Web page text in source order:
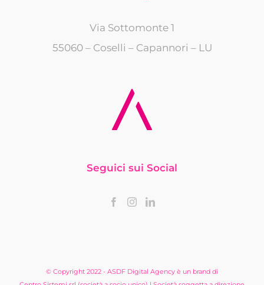
Via Sottomonte 1
55060 – Coselli – Capannori – LU
Seguici sui Social
© Copyright 2022 - ASDF Digital Agency è un brand di